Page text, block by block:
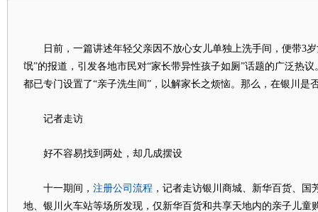
日前，一篇讲述年轻父亲因不放心女儿单独上洗手间，便带3岁
氓”的报道，引发各地市民对“家长带异性孩子如厕”话题的广泛热
都已专门设置了“亲子洗生间”，以解家长之烦恼。那么，在银川是
记者走访
好不容易找到两处，却几成摆设
十一期间， 注册公司流程 ，记者走访银川商城、新华百货、国
地、银川火车站等场所发现，仅新华百货和共享天地内的亲子儿童